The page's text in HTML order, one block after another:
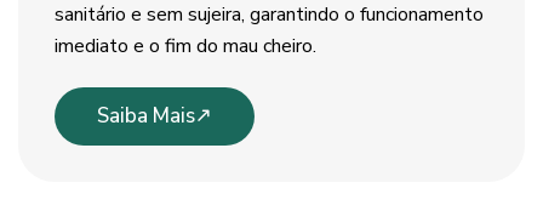
sanitário e sem sujeira, garantindo o funcionamento
imediato e o fim do mau cheiro.
Saiba Mais